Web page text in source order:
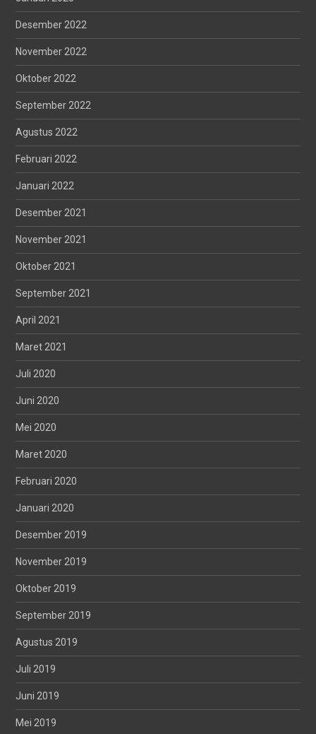
Desember 2022
November 2022
Oktober 2022
September 2022
Agustus 2022
Februari 2022
Januari 2022
Desember 2021
November 2021
Oktober 2021
September 2021
April 2021
Maret 2021
Juli 2020
Juni 2020
Mei 2020
Maret 2020
Februari 2020
Januari 2020
Desember 2019
November 2019
Oktober 2019
September 2019
Agustus 2019
Juli 2019
Juni 2019
Mei 2019